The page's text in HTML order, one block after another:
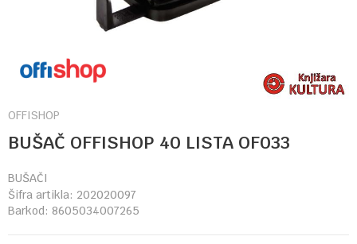
OFFISHOP
BUŠAČ OFFISHOP 40 LISTA OF033
BUŠAČI
Šifra artikla: 202020097
Barkod: 8605034007265